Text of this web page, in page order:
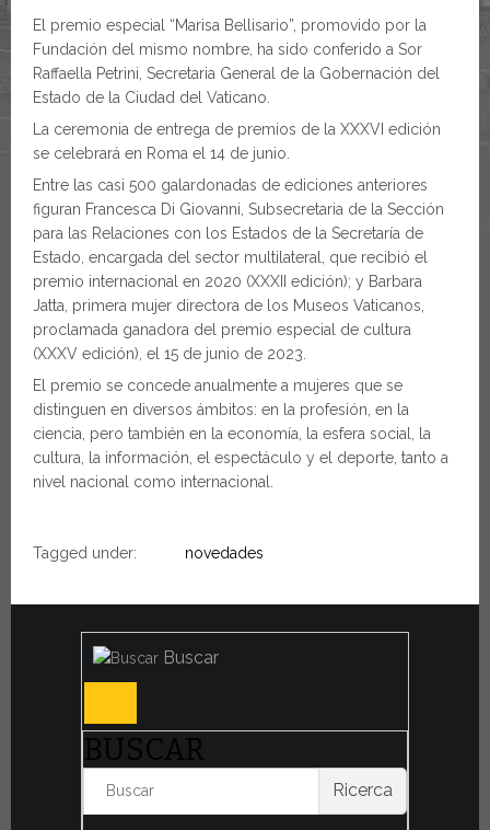
El premio especial “Marisa Bellisario”, promovido por la
Fundación del mismo nombre, ha sido conferido a Sor
Raffaella Petrini, Secretaria General de la Gobernación del
Estado de la Ciudad del Vaticano.
La ceremonia de entrega de premios de la XXXVI edición
se celebrará en Roma el 14 de junio.
Entre las casi 500 galardonadas de ediciones anteriores
figuran Francesca Di Giovanni, Subsecretaria de la Sección
para las Relaciones con los Estados de la Secretaría de
Estado, encargada del sector multilateral, que recibió el
premio internacional en 2020 (XXXII edición); y Barbara
Jatta, primera mujer directora de los Museos Vaticanos,
proclamada ganadora del premio especial de cultura
(XXXV edición), el 15 de junio de 2023.
El premio se concede anualmente a mujeres que se
distinguen en diversos ámbitos: en la profesión, en la
ciencia, pero también en la economía, la esfera social, la
cultura, la información, el espectáculo y el deporte, tanto a
nivel nacional como internacional.
Tagged under: novedades
Buscar
BUSCAR
Ricerca